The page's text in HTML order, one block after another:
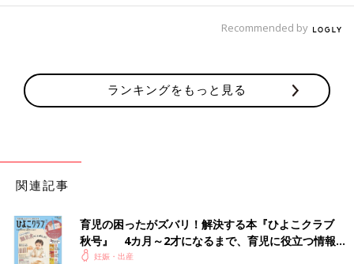
Recommended by
ランキングをもっと見る
関連記事
育児の困ったがズバリ！解決する本『ひよこクラブ
秋号』 4カ月～2才になるまで、育児に役立つ情報が
いっぱい！
妊娠・出産